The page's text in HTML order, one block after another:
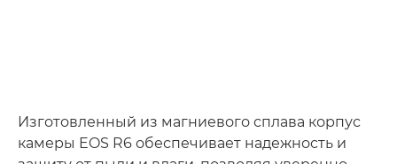
Изготовленный из магниевого сплава корпус
камеры EOS R6 обеспечивает надежность и